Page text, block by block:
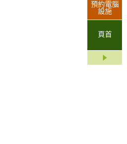
預約電腦
設施
頁首